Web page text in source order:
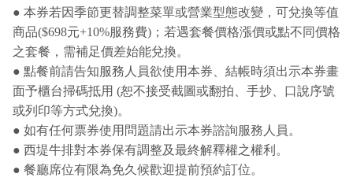
● 本券若因季節更替調整菜單或營業型態改變，可兌換等值
商品($698元+10%服務費)；若遇套餐價格漲價或點不同價格
之套餐，需補足價差始能兌換。
● 點餐前請告知服務人員欲使用本券、結帳時須出示本券畫
面予櫃台掃碼抵用 (恕不接受截圖或翻拍、手抄、口說序號
或列印等方式兌換)。
● 如有任何票券使用問題請出示本券諮詢服務人員。
● 西堤牛排對本券保有調整及最終解釋權之權利。
● 餐廳席位有限為免久候歡迎提前預約訂位。